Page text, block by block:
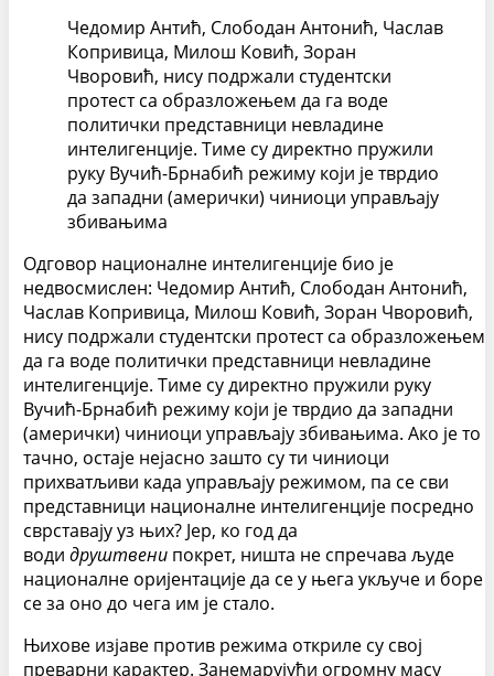
Чедомир Антић, Слободан Антонић, Часлав
Копривица, Милош Ковић, Зоран
Чворовић, нису подржали студентски
протест са образложењем да га воде
политички представници невладине
интелигенције. Тиме су директно пружили
руку Вучић-Брнабић режиму који је тврдио
да западни (амерички) чиниоци управљају
збивањима
Одговор националне интелигенције био је
недвосмислен: Чедомир Антић, Слободан Антонић,
Часлав Копривица, Милош Ковић, Зоран Чворовић,
нису подржали студентски протест са образложењем
да га воде политички представници невладине
интелигенције. Тиме су директно пружили руку
Вучић-Брнабић режиму који је тврдио да западни
(амерички) чиниоци управљају збивањима. Ако је то
тачно, остаје нејасно зашто су ти чиниоци
прихватљиви када управљају режимом, па се сви
представници националне интелигенције посредно
сврставају уз њих? Јер, ко год да
води друштвени покрет, ништа не спречава људе
националне оријентације да се у њега укључе и боре
се за оно до чега им је стало.
Њихове изјаве против режима откриле су свој
преварни карактер. Занемарујући огромну масу